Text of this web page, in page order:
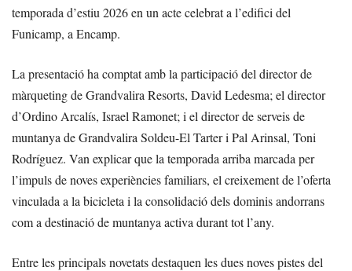
temporada d’estiu 2026 en un acte celebrat a l’edifici del
Funicamp, a Encamp.
La presentació ha comptat amb la participació del director de
màrqueting de Grandvalira Resorts, David Ledesma; el director
d’Ordino Arcalís, Israel Ramonet; i el director de serveis de
muntanya de Grandvalira Soldeu-El Tarter i Pal Arinsal, Toni
Rodríguez. Van explicar que la temporada arriba marcada per
l’impuls de noves experiències familiars, el creixement de l’oferta
vinculada a la bicicleta i la consolidació dels dominis andorrans
com a destinació de muntanya activa durant tot l’any.
Entre les principals novetats destaquen les dues noves pistes del